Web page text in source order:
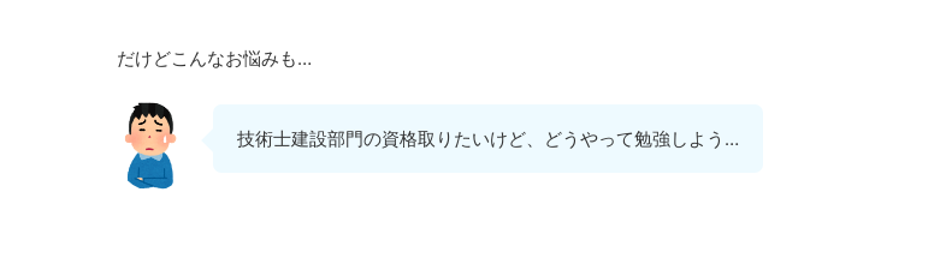
だけどこんなお悩みも…
技術士建設部門の資格取りたいけど、どうやって勉強しよう…